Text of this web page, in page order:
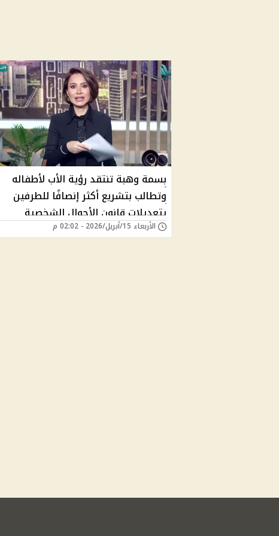
بسمة وهبة تنتقد رؤية الأب لأطفاله
وتطالب بتشريع أكثر إنصافًا للطرفين
يتعديلات قانون الأحوال الشخصية
الأربعاء 15/أبريل/2026 - 02:02 م